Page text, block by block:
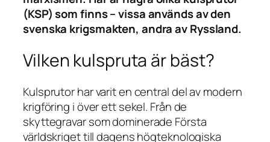
(KSP) som finns – vissa används av den
svenska krigsmakten, andra av Ryssland.
Vilken kulspruta är bäst?
Kulsprutor har varit en central del av modern
krigföring i över ett sekel. Från de
skyttegravar som dominerade Första
världskriget till dagens högteknologiska